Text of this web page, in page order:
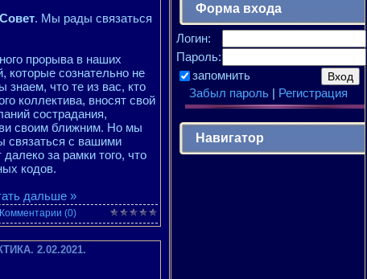
. Мы рады связаться
прорыва в наших
которые сознательно не
что те из вас, кто
коллектива, вносят свой
сострадания,
своим ближним. Но мы
связаться с вашими
за рамки того, что
кодов.
дальше »
Комментарии (0)
2.02.2021.
Форма входа
Логин:
Пароль:
запомнить
Забыл пароль| Регистрация
Навигатор